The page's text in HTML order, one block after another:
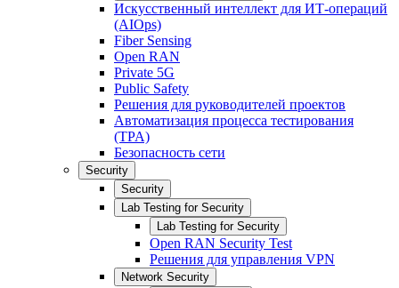
Искусственный интеллект для ИТ-операций
(AIOps)
Fiber Sensing
Open RAN
Private 5G
Public Safety
Решения для руководителей проектов
Автоматизация процесса тестирования
(TPA)
Безопасность сети
Security
Security
Lab Testing for Security
Lab Testing for Security
Open RAN Security Test
Решения для управления VPN
Network Security